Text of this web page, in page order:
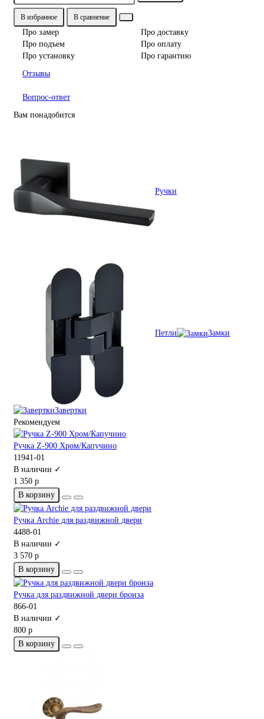
В избранное В сравнение
Про замер
Про доставку
Про подъем
Про оплату
Про установку
Про гарантию
Отзывы
Вопрос-ответ
Вам понадобится
Ручки
Петли Замки
Завертки
Рекомендуем
Ручка Z-900 Хром/Капучино
11941-01
В наличии ✓
1 350 р
В корзину
Ручка Archie для раздвижной двери
4488-01
В наличии ✓
3 570 р
В корзину
Ручка для раздвижной двери бронза
866-01
В наличии ✓
800 р
В корзину